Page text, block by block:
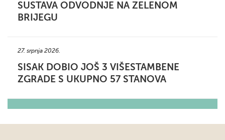
SUSTAVA ODVODNJE NA ZELENOM
BRIJEGU
27. srpnja 2026.
SISAK DOBIO JOŠ 3 VIŠESTAMBENE
ZGRADE S UKUPNO 57 STANOVA